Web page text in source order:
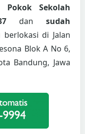
Pokok Sekolah
dan sudah
berlokasi di Jalan
Blok A No 6,
Bandung, Jawa